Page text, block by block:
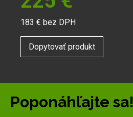
183 € bez DPH
Dopytovať produkt
Poponáhľajte sa!